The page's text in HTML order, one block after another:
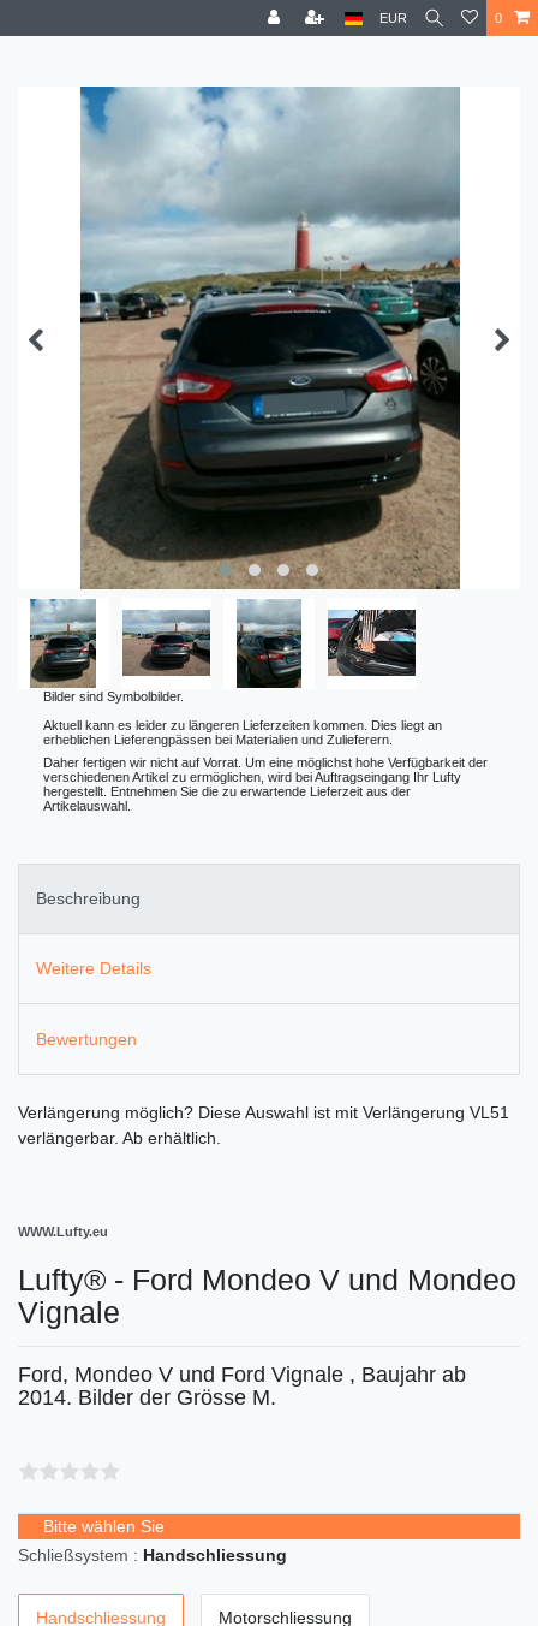
EUR 0
Bilder sind Symbolbilder.
Aktuell kann es leider zu längeren Lieferzeiten kommen. Dies liegt an
erheblichen Lieferengpässen bei Materialien und Zulieferern.
Daher fertigen wir nicht auf Vorrat. Um eine möglichst hohe Verfügbarkeit der
verschiedenen Artikel zu ermöglichen, wird bei Auftragseingang Ihr Lufty
hergestellt. Entnehmen Sie die zu erwartende Lieferzeit aus der
Artikelauswahl.
Beschreibung
Weitere Details
Bewertungen
Verlängerung möglich? Diese Auswahl ist mit Verlängerung VL51
verlängerbar. Ab erhältlich.
WWW.Lufty.eu
Lufty® - Ford Mondeo V und Mondeo
Vignale
Ford, Mondeo V und Ford Vignale , Baujahr ab
2014. Bilder der Grösse M.
Bitte wählen Sie
Schließsystem : Handschliessung
Handschliessung Motorschliessung